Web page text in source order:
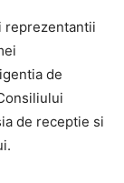
reprezentantii
de
de receptie si